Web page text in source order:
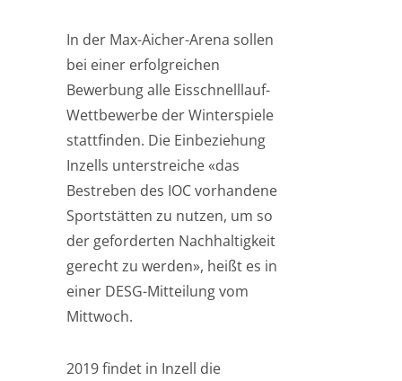
In der Max-Aicher-Arena sollen
bei einer erfolgreichen
Bewerbung alle Eisschnelllauf-
Wettbewerbe der Winterspiele
stattfinden. Die Einbeziehung
Inzells unterstreiche «das
Bestreben des IOC vorhandene
Sportstätten zu nutzen, um so
der geforderten Nachhaltigkeit
gerecht zu werden», heißt es in
einer DESG-Mitteilung vom
Mittwoch.
2019 findet in Inzell die